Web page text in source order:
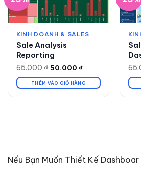
KINH DOANH & SALES
Sale Analysis
Reporting
65.000₫
Giá
gốc
là:
65.000 ₫.
50.000 ₫
Giá
hiện
tại
là:
THÊM VÀO GIỎ HÀNG
Giá
gốc
là:
Giá
hiện
tại
là:
Nếu Bạn Muốn Thiết Kế